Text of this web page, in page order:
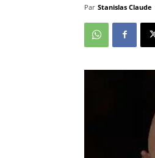
Par Stanislas Claude